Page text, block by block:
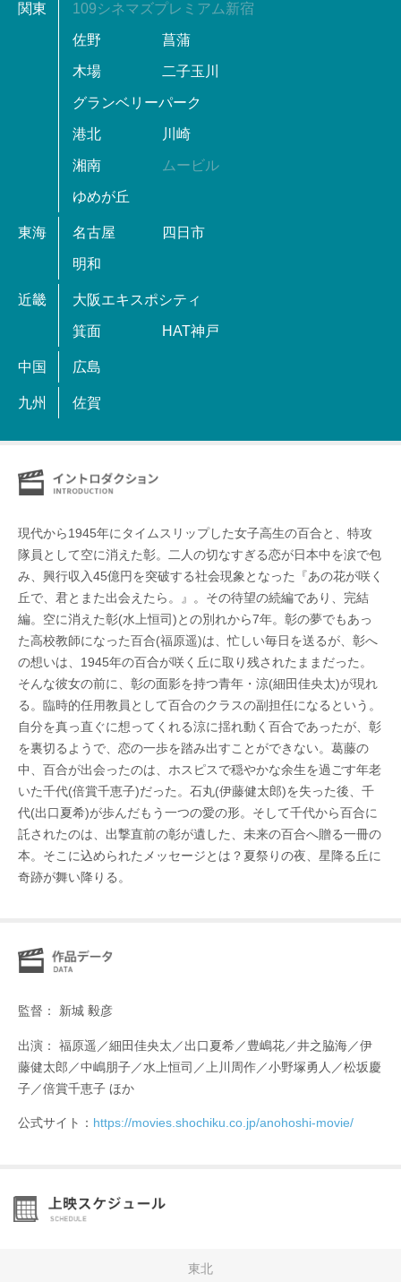
関東 109シネマズプレミアム新宿
佐野 菖蒲
木場 二子玉川
グランベリーパーク
港北 川崎
湘南 ムービル
ゆめが丘
東海 名古屋 四日市
明和
近畿 大阪エキスポシティ
箕面 HAT神戸
中国 広島
九州 佐賀
現代から1945年にタイムスリップした女子高生の百合と、特攻
隊員として空に消えた彰。二人の切なすぎる恋が日本中を涙で包
み、興行収入45億円を突破する社会現象となった『あの花が咲く
丘で、君とまた出会えたら。』。その待望の続編であり、完結
編。空に消えた彰(水上恒司)との別れから7年。彰の夢でもあっ
た高校教師になった百合(福原遥)は、忙しい毎日を送るが、彰へ
の想いは、1945年の百合が咲く丘に取り残されたままだった。
そんな彼女の前に、彰の面影を持つ青年・涼(細田佳央太)が現れ
る。臨時的任用教員として百合のクラスの副担任になるという。
自分を真っ直ぐに想ってくれる涼に揺れ動く百合であったが、彰
を裏切るようで、恋の一歩を踏み出すことができない。葛藤の
中、百合が出会ったのは、ホスピスで穏やかな余生を過ごす年老
いた千代(倍賞千恵子)だった。石丸(伊藤健太郎)を失った後、千
代(出口夏希)が歩んだもう一つの愛の形。そして千代から百合に
託されたのは、出撃直前の彰が遺した、未来の百合へ贈る一冊の
本。そこに込められたメッセージとは？夏祭りの夜、星降る丘に
奇跡が舞い降りる。
監督： 新城 毅彦
出演： 福原遥／細田佳央太／出口夏希／豊嶋花／井之脇海／伊
藤健太郎／中嶋朋子／水上恒司／上川周作／小野塚勇人／松坂慶
子／倍賞千恵子 ほか
公式サイト： https://movies.shochiku.co.jp/anohoshi-movie/
東北